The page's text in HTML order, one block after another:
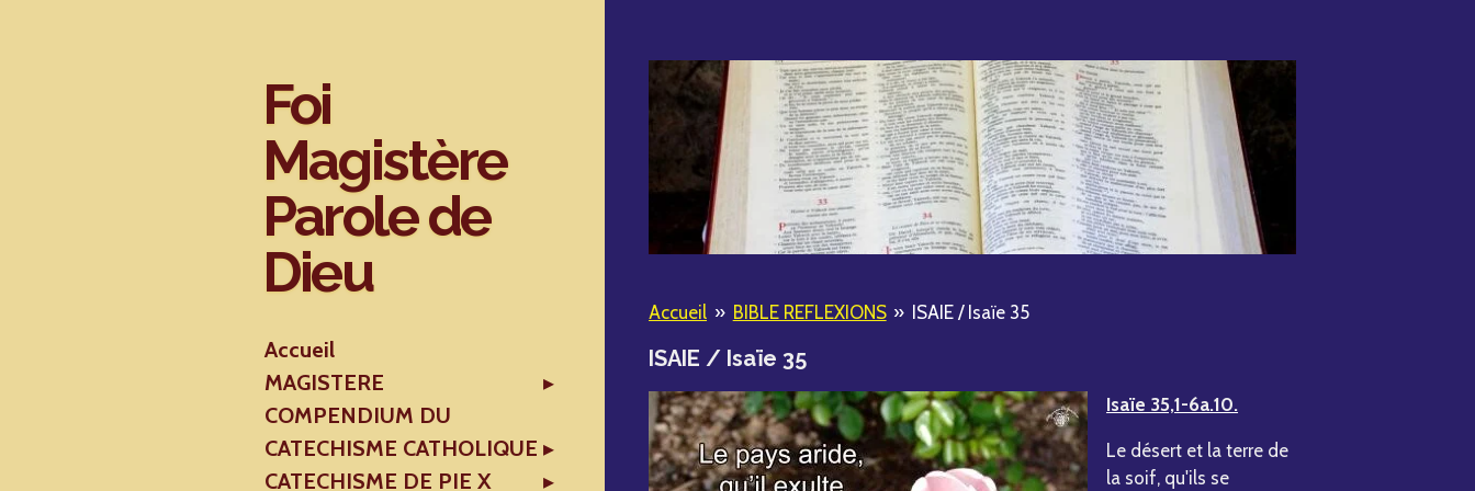
Accueil » BIBLE REFLEXIONS » ISAIE / Isaïe 35
ISAIE / Isaïe 35
Isaïe 35,1-6a.10.
Le désert et la terre de
la soif, qu'ils se
Foi
Magistère
Parole de
Dieu
Accueil
MAGISTERE
COMPENDIUM DU
CATECHISME CATHOLIQUE
CATECHISME DE PIE X